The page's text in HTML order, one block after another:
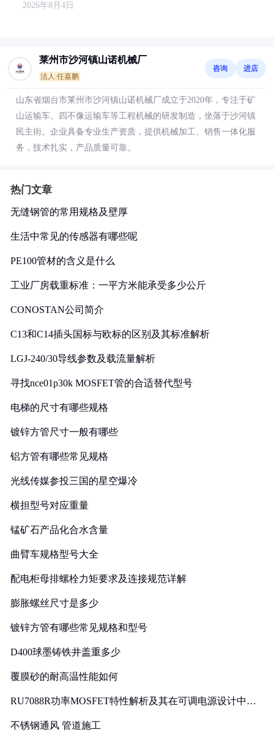
2026年8月4日
莱州市沙河镇山诺机械厂
法人:任嘉鹏
咨询 进店
山东省烟台市莱州市沙河镇山诺机械厂成立于2020年，专注于矿
山运输车、四不像运输车等工程机械的研发制造，坐落于沙河镇
民主街。企业具备专业生产资质，提供机械加工、销售一体化服
务，技术扎实，产品质量可靠。
热门文章
无缝钢管的常用规格及壁厚
生活中常见的传感器有哪些呢
PE100管材的含义是什么
工业厂房载重标准：一平方米能承受多少公斤
CONOSTAN公司简介
C13和C14插头国标与欧标的区别及其标准解析
LGJ-240/30导线参数及载流量解析
寻找nce01p30k MOSFET管的合适替代型号
电梯的尺寸有哪些规格
镀锌方管尺寸一般有哪些
铝方管有哪些常见规格
光线传媒参投三国的星空爆冷
横担型号对应重量
锰矿石产品化合水含量
曲臂车规格型号大全
配电柜母排螺栓力矩要求及连接规范详解
膨胀螺丝尺寸是多少
镀锌方管有哪些常见规格和型号
D400球墨铸铁井盖重多少
覆膜砂的耐高温性能如何
RU7088R功率MOSFET特性解析及其在可调电源设计中的
不锈钢通风 管道施工